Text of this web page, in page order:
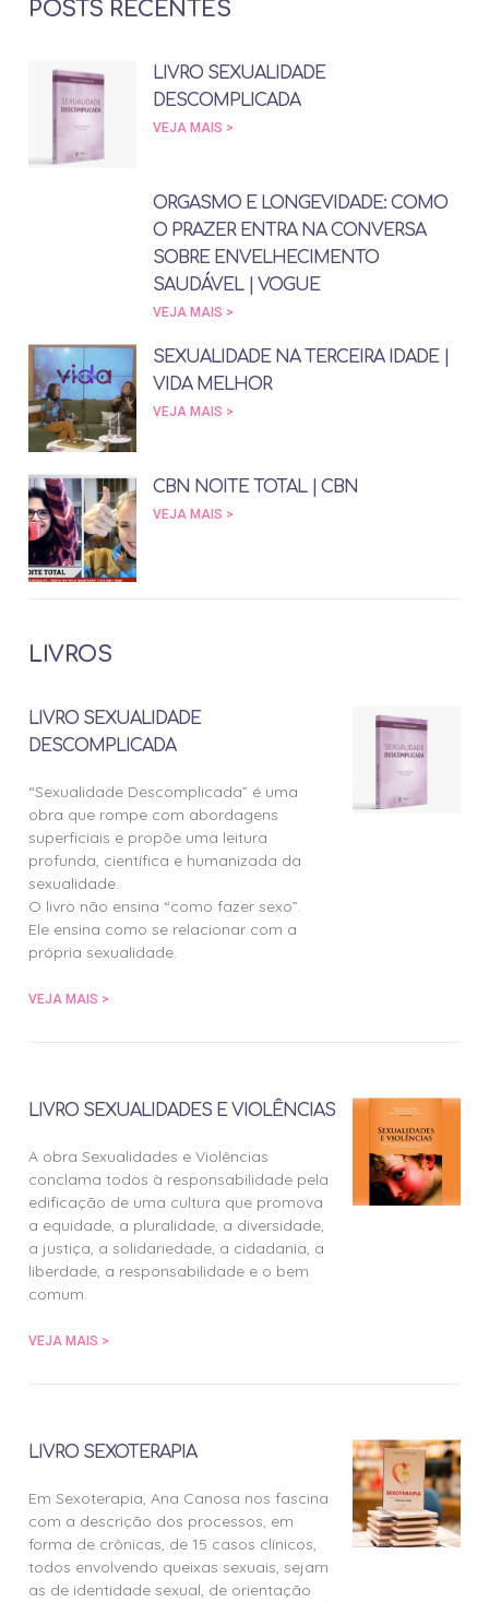
POSTS RECENTES
LIVRO SEXUALIDADE
DESCOMPLICADA
VEJA MAIS >
ORGASMO E LONGEVIDADE: COMO
O PRAZER ENTRA NA CONVERSA
SOBRE ENVELHECIMENTO
SAUDÁVEL | VOGUE
VEJA MAIS >
SEXUALIDADE NA TERCEIRA IDADE |
VIDA MELHOR
VEJA MAIS >
CBN NOITE TOTAL | CBN
VEJA MAIS >
LIVROS
LIVRO SEXUALIDADE
DESCOMPLICADA
“Sexualidade Descomplicada” é uma
obra que rompe com abordagens
superficiais e propõe uma leitura
profunda, científica e humanizada da
sexualidade.
O livro não ensina “como fazer sexo”.
Ele ensina como se relacionar com a
própria sexualidade.
VEJA MAIS >
LIVRO SEXUALIDADES E VIOLÊNCIAS
A obra Sexualidades e Violências
conclama todos à responsabilidade pela
edificação de uma cultura que promova
a equidade, a pluralidade, a diversidade,
a justiça, a solidariedade, a cidadania, a
liberdade, a responsabilidade e o bem
comum.
VEJA MAIS >
LIVRO SEXOTERAPIA
Em Sexoterapia, Ana Canosa nos fascina
com a descrição dos processos, em
forma de crônicas, de 15 casos clínicos,
todos envolvendo queixas sexuais, sejam
as de identidade sexual, de orientação